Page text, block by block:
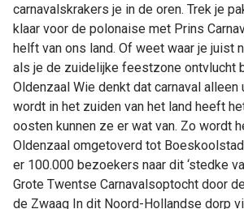
carnavalskrakers je in de oren. Trek je
klaar voor de polonaise met Prins
helft van ons land. Of weet waar je juist
als je de zuidelijke feestzone ontvlucht
Oldenzaal Wie denkt dat carnaval
wordt in het zuiden van het land heeft
oosten kunnen ze er wat van. Zo wordt
Oldenzaal omgetoverd tot
er 100.000 bezoekers naar dit ‘stedke
Grote Twentse Carnavalsoptocht door
de Zwaag In dit Noord-Hollandse dorp
je
hier